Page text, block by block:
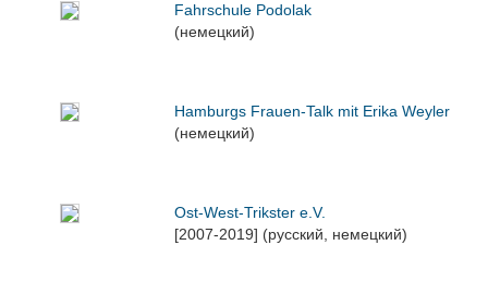
Fahrschule Podolak
(немецкий)
Hamburgs Frauen-Talk mit Erika Weyler
(немецкий)
Ost-West-Trikster e.V.
[2007-2019] (русский, немецкий)